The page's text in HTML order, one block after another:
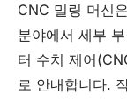
CNC 밀링 머신
분야에서 세부
터 수치 제어
로 안내합니다.